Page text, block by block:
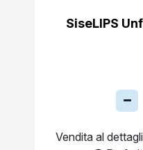
SiseLIPS
Vendita al